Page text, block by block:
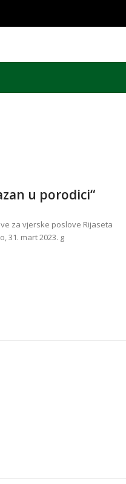
u porodici“
za vjerske poslove Rijaseta
31. mart 2023. g